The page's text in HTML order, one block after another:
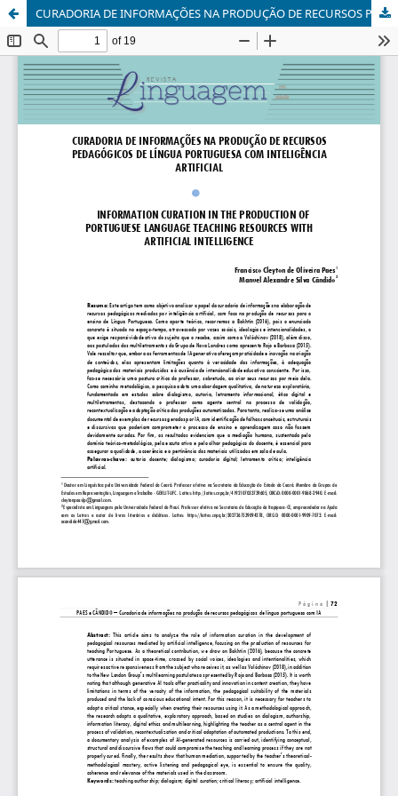
CURADORIA DE INFORMAÇÕES NA PRODUÇÃO DE RECURSOS PEDAGÓGICOS DE LÍNGUA PORTUGUESA COM INTELIGÊNCIA ARTIFICIAL